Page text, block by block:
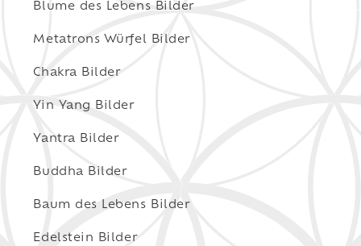
Blume des Lebens Bilder
Metatrons Würfel Bilder
Chakra Bilder
Yin Yang Bilder
Yantra Bilder
Buddha Bilder
Baum des Lebens Bilder
Edelstein Bilder